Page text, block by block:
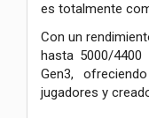
es totalmente
Con un
hasta 5000/
Gen3,
jugadores y